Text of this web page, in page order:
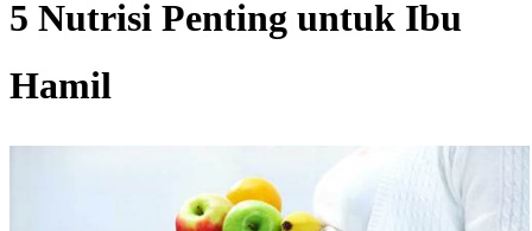
5 Nutrisi Penting untuk Ibu
Hamil